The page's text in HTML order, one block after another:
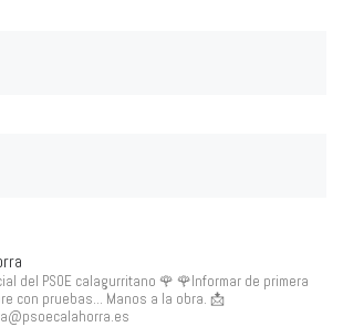
del PSOE calagurritano 🌹 🌹Informar de primera
con pruebas... Manos a la obra. 📩